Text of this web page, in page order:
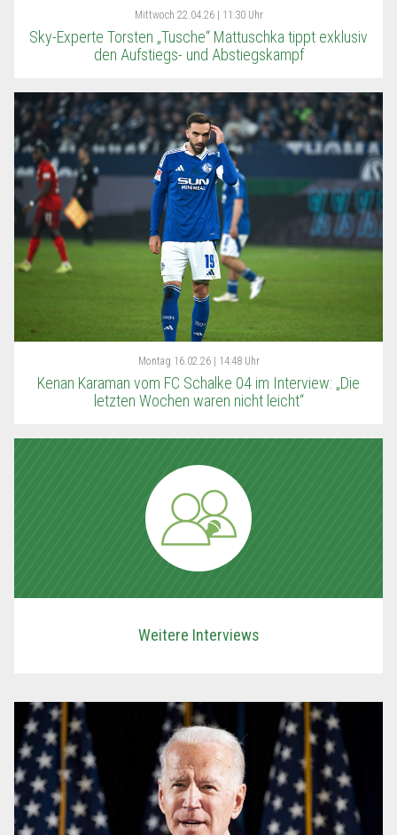
Mittwoch 22.04.26 | 11:30 Uhr
Sky-Experte Torsten „Tusche“ Mattuschka tippt exklusiv
den Aufstiegs- und Abstiegskampf
Montag 16.02.26 | 14:48 Uhr
Kenan Karaman vom FC Schalke 04 im Interview: „Die
letzten Wochen waren nicht leicht“
Weitere Interviews